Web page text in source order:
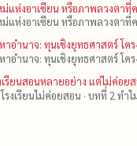
แห่งอาเซียน หรือภาพลวงตา
แห่งอาเซียน หรือภาพลวงตาที่
อำนาจ: ทุนเชิงยุทธศาสตร์ โ
อำนาจ: ทุนเชิงยุทธศาสตร์ โ
เรียนสอนหลายอย่าง แต่ไม่ค่อยส
รงเรียนไม่ค่อยสอน · บทที่ 2 ทำ